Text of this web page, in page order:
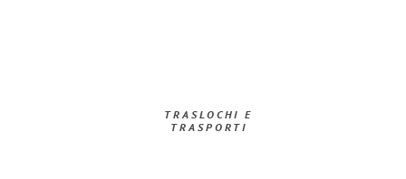
TRASLOCHI E
TRASPORTI​